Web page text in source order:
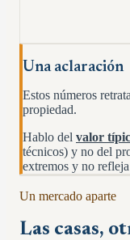
Una aclaración
Estos números
propiedad.
Hablo del valor
técnicos) y no del
extremos y no
Un mercado aparte
Las casas,